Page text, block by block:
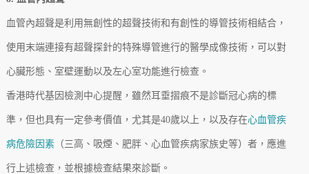
血管內超聲是利用無創性的超聲技術和有創性的導管技術相結合，
使用末端連接有超聲探針的特殊導管進行的醫學成像技術，可以對
心臟形態、室壁運動以及左心室功能進行檢查。
香港時代基因檢測中心提醒，雖然耳垂摺痕不是診斷冠心病的標
準，但也具有一定參考價值，尤其是40歲以上，以及存在心血管疾
病危險因素（三高、吸煙、肥胖、心血管疾病家族史等）者，應進
行上述檢查，並根據檢查結果來診斷。